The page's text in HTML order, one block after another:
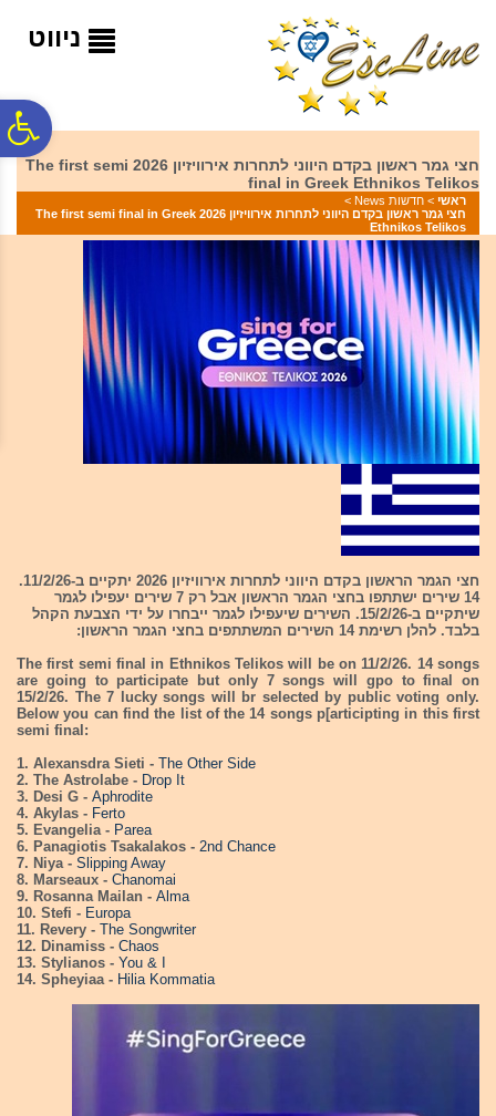
המרכזי
ניווט
חצי גמר ראשון בקדם היווני לתחרות אירוויזיון 2026 The first semi
final in Greek Ethnikos Telikos
ראשי > חדשות News
>
חצי גמר ראשון בקדם היווני לתחרות אירוויזיון 2026 The first semi final in Greek
Ethnikos Telikos
חצי הגמר הראשון בקדם היווני לתחרות אירוויזיון 2026 יתקיים ב-11/2/26.
14 שירים ישתתפו בחצי הגמר הראשון אבל רק 7 שירים יעפילו לגמר
שיתקיים ב-15/2/26. השירים שיעפילו לגמר ייבחרו על ידי הצבעת הקהל
בלבד. להלן רשימת 14 השירים המשתתפים בחצי הגמר הראשון:
The first semi final in Ethnikos Telikos will be on 11/2/26. 14 songs
are going to participate but only 7 songs will gpo to final on
15/2/26. The 7 lucky songs will br selected by public voting only.
Below you can find the list of the 14 songs p[articipting in this first
semi final:
1. Alexansdra Sieti - The Other Side
2. The Astrolabe - Drop It
3. Desi G - Aphrodite
4. Akylas - Ferto
5. Evangelia - Parea
6. Panagiotis Tsakalakos - 2nd Chance
7. Niya - Slipping Away
8. Marseaux - Chanomai
9. Rosanna Mailan - Alma
10. Stefi - Europa
11. Revery - The Songwriter
12. Dinamiss - Chaos
13. Stylianos - You & I
14. Spheyiaa - Hilia Kommatia